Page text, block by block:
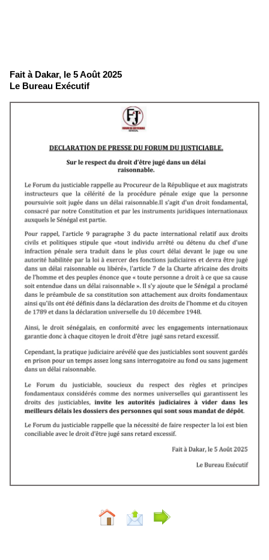
Fait à Dakar, le 5 Août 2025
Le Bureau Exécutif